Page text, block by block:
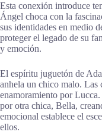
Esta conexión introduce
Ángel choca con la
sus identidades en medio
proteger el legado de su
y emoción.
El espíritu juguetón de
anhela un chico malo. Las
enamoramiento por
por otra chica, Bella,
emocional establece el
ellos.